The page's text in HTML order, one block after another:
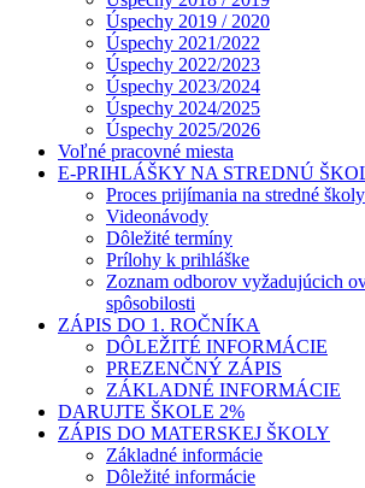
Úspechy 2019 / 2020
Úspechy 2021/2022
Úspechy 2022/2023
Úspechy 2023/2024
Úspechy 2024/2025
Úspechy 2025/2026
Voľné pracovné miesta
E-PRIHLÁŠKY NA STREDNÚ
Proces prijímania na stredné školy
Videonávody
Dôležité termíny
Prílohy k prihláške
Zoznam odborov vyžadujúcich
spôsobilosti
ZÁPIS DO 1. ROČNÍKA
DÔLEŽITÉ INFORMÁCIE
PREZENČNÝ ZÁPIS
ZÁKLADNÉ INFORMÁCIE
DARUJTE ŠKOLE 2%
ZÁPIS DO MATERSKEJ ŠKOLY
Základné informácie
Dôležité informácie